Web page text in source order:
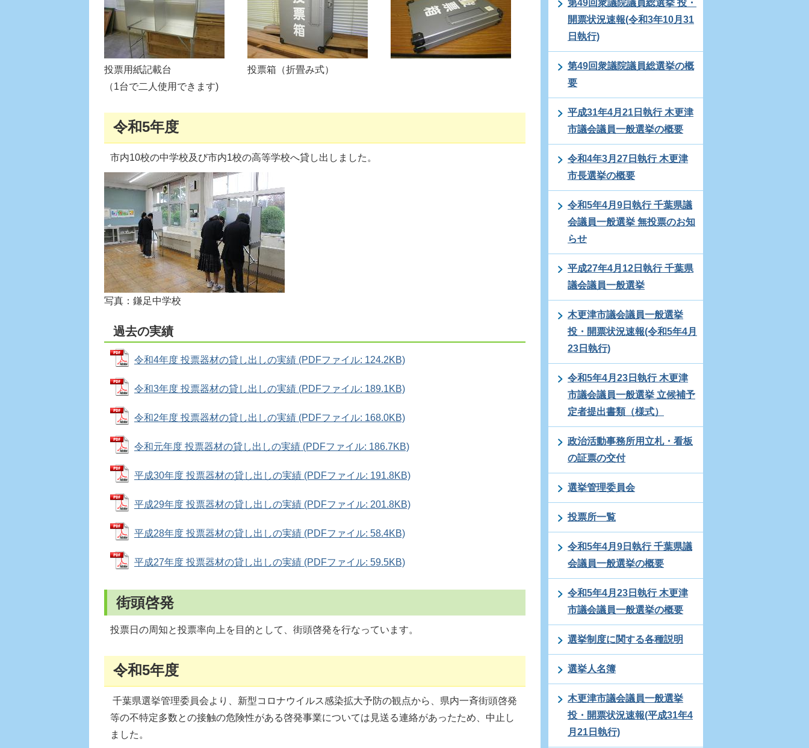
投票用紙記載台
（1台で二人使用できます)
投票箱（折畳み式）
令和5年度
市内10校の中学校及び市内1校の高等学校へ貸し出しました。
写真：鎌足中学校
過去の実績
令和4年度 投票器材の貸し出しの実績 (PDFファイル: 124.2KB)
令和3年度 投票器材の貸し出しの実績 (PDFファイル: 189.1KB)
令和2年度 投票器材の貸し出しの実績 (PDFファイル: 168.0KB)
令和元年度 投票器材の貸し出しの実績 (PDFファイル: 186.7KB)
平成30年度 投票器材の貸し出しの実績 (PDFファイル: 191.8KB)
平成29年度 投票器材の貸し出しの実績 (PDFファイル: 201.8KB)
平成28年度 投票器材の貸し出しの実績 (PDFファイル: 58.4KB)
平成27年度 投票器材の貸し出しの実績 (PDFファイル: 59.5KB)
街頭啓発
投票日の周知と投票率向上を目的として、街頭啓発を行なっています。
令和5年度
千葉県選挙管理委員会より、新型コロナウイルス感染拡大予防の観点から、県内一斉街頭啓発
等の不特定多数との接触の危険性がある啓発事業については見送る連絡があったため、中止し
ました。
第49回衆議院議員総選挙 投・
開票状況速報(令和3年10月31
日執行)
第49回衆議院議員総選挙の概
要
平成31年4月21日執行 木更津
市議会議員一般選挙の概要
令和4年3月27日執行 木更津
市長選挙の概要
令和5年4月9日執行 千葉県議
会議員一般選挙 無投票のお知
らせ
平成27年4月12日執行 千葉県
議会議員一般選挙
木更津市議会議員一般選挙
投・開票状況速報(令和5年4月
23日執行)
令和5年4月23日執行 木更津
市議会議員一般選挙 立候補予
定者提出書類（様式）
政治活動事務所用立札・看板
の証票の交付
選挙管理委員会
投票所一覧
令和5年4月9日執行 千葉県議
会議員一般選挙の概要
令和5年4月23日執行 木更津
市議会議員一般選挙の概要
選挙制度に関する各種説明
選挙人名簿
木更津市議会議員一般選挙
投・開票状況速報(平成31年4
月21日執行)